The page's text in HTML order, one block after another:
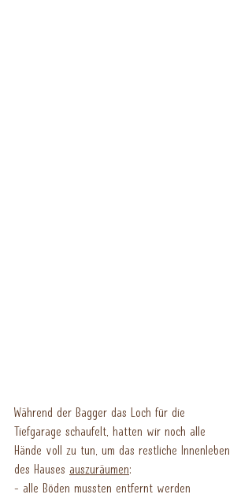
Während der Bagger das Loch für die
Tiefgarage schaufelt, hatten wir noch alle
Hände voll zu tun, um das restliche Innenleben
des Hauses auszuräumen:
- alle Böden mussten entfernt werden